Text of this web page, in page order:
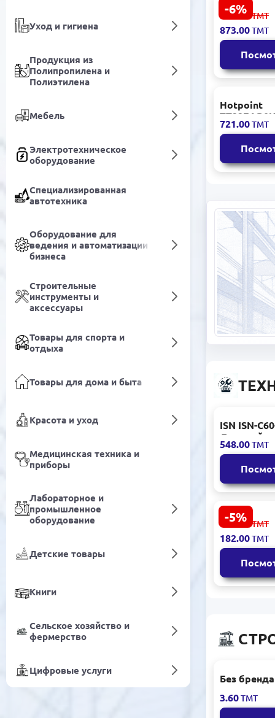
Уход и гигиена
Продукция из
Полипропилена и
Полиэтилена
Мебель
Электротехническое
оборудование
Специализированная
автотехника
Оборудование для
ведения и автоматизации
бизнеса
Строительные
инструменты и
аксессуары
Товары для спорта и
отдыха
Товары для дома и быта
Красота и уход
Медицинская техника и
приборы
Лабораторное и
промышленное
оборудование
Детские товары
Книги
Сельское хозяйство и
фермерство
Цифровые услуги
-6%
Philips
Кофеварка
капельная
Вт
930.00 ТМТ
873.00ТМТ
Hotpoint
Тостер
отделения 8
программ
721.00ТМТ
ISN ISN-
Дверной
белый
548.00ТМТ
-5%
Emtop
Надежное
192.00 ТМТ
182.00ТМТ
Без
класса
3.60ТМТ